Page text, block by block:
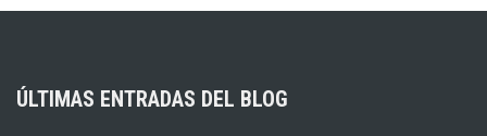
ÚLTIMAS ENTRADAS DEL BLOG